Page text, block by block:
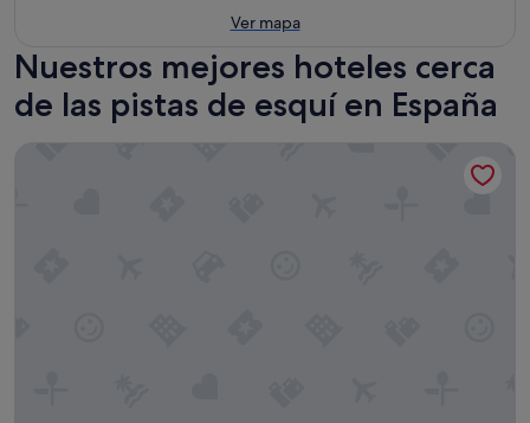
Ver mapa
Nuestros mejores hoteles cerca
de las pistas de esquí en España